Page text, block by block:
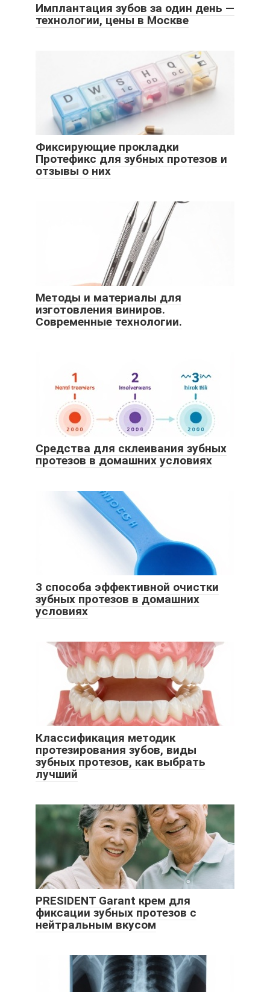
Имплантация зубов за один день —
технологии, цены в Москве
Фиксирующие прокладки
Протефикс для зубных протезов и
отзывы о них
Методы и материалы для
изготовления виниров.
Современные технологии.
Средства для склеивания зубных
протезов в домашних условиях
3 способа эффективной очистки
зубных протезов в домашних
условиях
Классификация методик
протезирования зубов, виды
зубных протезов, как выбрать
лучший
PRESIDENT Garant крем для
фиксации зубных протезов с
нейтральным вкусом